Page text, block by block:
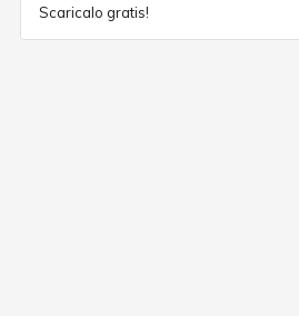
Scaricalo gratis!